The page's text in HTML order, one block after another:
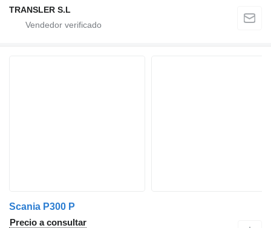
TRANSLER S.L
Scania P300 P
Precio a consultar